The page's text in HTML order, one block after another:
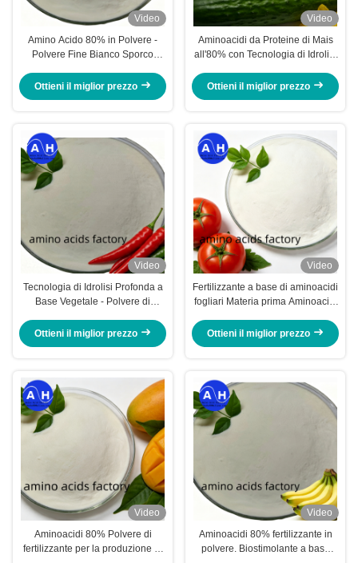
Video
Amino Acido 80% in Polvere -
Polvere Fine Bianco Sporco
12% di Azoto Organico per la
Ottieni il miglior prezzo
Video
Aminoacidi da Proteine di Mais
all'80% con Tecnologia di Idrolisi
e da Fonte Non OGM
Ottieni il miglior prezzo
Video
Tecnologia di Idrolisi Profonda a
Base Vegetale - Polvere di
di Fertilizzanti Liquidi e Fogliari
Ottieni il miglior prezzo
Video
Fertilizzante a base di aminoacidi
fogliari Materia prima Aminoacidi
Fermentazione idrosolubile Fonte
per uso fogliare e fertigazione
Ottieni il miglior prezzo
Video
Aminoacidi 80% Polvere di
fertilizzante per la produzione di
Video
Aminoacidi 80% fertilizzante in
polvere. Biostimolante a base